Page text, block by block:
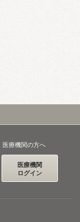
医療機関の方へ
医療機関
ログイン